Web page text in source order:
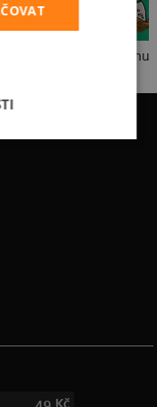
Občas si rýpnu
49 Kč